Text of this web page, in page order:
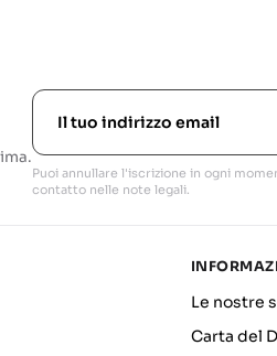
Puoi annullare l'iscrizione in ogni
contatto nelle note legali.
Le nostre
Carta del